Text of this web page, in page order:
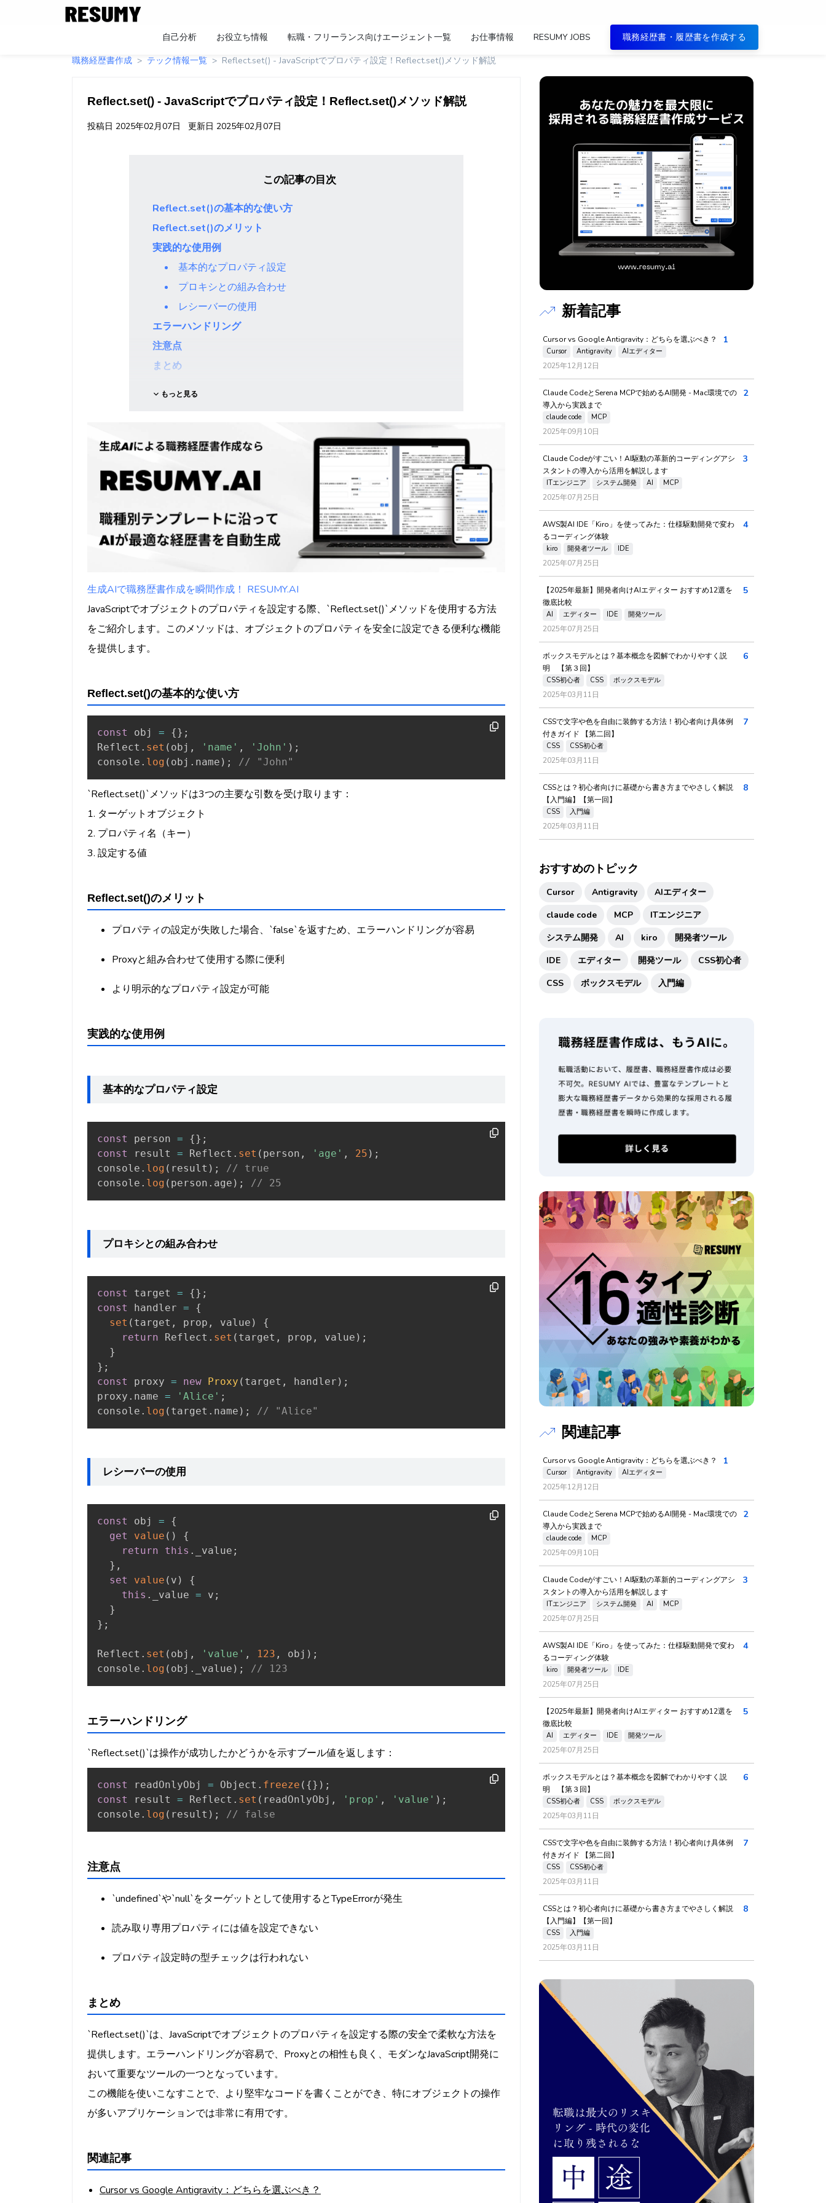
自己分析 お役立ち情報 転職・フリーランス向けエージェント一覧 お仕事情報 RESUMY JOBS
職務経歴書・履歴書を作成する
職務経歴書作成
テック情報一覧 Reflect.set() - JavaScriptでプロパティ設定！Reflect.set()メソッド解説
Reflect.set() - JavaScriptでプロパティ設定！Reflect.set()メソッド解説
投稿日 2025年02月07日 更新日 2025年02月07日
この記事の目次
Reflect.set()の基本的な使い方
Reflect.set()のメリット
実践的な使用例
基本的なプロパティ設定
プロキシとの組み合わせ
レシーバーの使用
エラーハンドリング
注意点
まとめ
もっと見る
生成AIで職務歴書作成を瞬間作成！ RESUMY.AI
JavaScriptでオブジェクトのプロパティを設定する際、`Reflect.set()`メソッドを使用する方法
をご紹介します。このメソッドは、オブジェクトのプロパティを安全に設定できる便利な機能
を提供します。
Reflect.set()の基本的な使い方
const obj = {} ;
Reflect . set ( obj , 'name' , 'John' ) ;
console . log ( obj . name ) ; // "John"
`Reflect.set()`メソッドは3つの主要な引数を受け取ります：
1. ターゲットオブジェクト
2. プロパティ名（キー）
3. 設定する値
Reflect.set()のメリット
プロパティの設定が失敗した場合、`false`を返すため、エラーハンドリングが容易
Proxyと組み合わせて使用する際に便利
より明示的なプロパティ設定が可能
実践的な使用例
基本的なプロパティ設定
const person = {} ;
const
result = Reflect . set ( person , 'age' , 25 ) ;
console . log ( result ) ;
// true
console . log ( person . age ) ; // 25
プロキシとの組み合わせ
const target = {} ;
const
handler =
{
set ( target , prop , value )
{
return Reflect . set ( target , prop , value ) ;
}
} ;
const
proxy = new Proxy ( target , handler ) ;
proxy . name = 'Alice' ;
console . log ( target . name ) ; // "Alice"
レシーバーの使用
const obj =
{
get
value ( )
{
return
this . _value ;
} ,
set
value ( v )
{
this . _value = v ;
}
} ;
Reflect . set ( obj , 'value' , 123 , obj ) ;
console . log ( obj . _value ) ; // 123
エラーハンドリング
`Reflect.set()`は操作が成功したかどうかを示すブール値を返します：
const readOnlyObj = Object . freeze ( {} ) ;
const
result = Reflect . set ( readOnlyObj , 'prop' , 'value' ) ;
console . log ( result ) ; // false
注意点
`undefined`や`null`をターゲットとして使用するとTypeErrorが発生
読み取り専用プロパティには値を設定できない
プロパティ設定時の型チェックは行われない
まとめ
`Reflect.set()`は、JavaScriptでオブジェクトのプロパティを設定する際の安全で柔軟な方法を
提供します。エラーハンドリングが容易で、Proxyとの相性も良く、モダンなJavaScript開発に
おいて重要なツールの一つとなっています。
この機能を使いこなすことで、より堅牢なコードを書くことができ、特にオブジェクトの操作
が多いアプリケーションでは非常に有用です。
関連記事
Cursor vs Google Antigravity：どちらを選ぶべき？
新着記事
Cursor vs Google Antigravity：どちらを選ぶべき？
Cursor Antigravity AIエディター
2025年12月12日
1
Claude CodeとSerena MCPで始めるAI開発 - Mac環境での
導入から実践まで
claude code MCP
2025年09月10日
2
Claude Codeがすごい！AI駆動の革新的コーディングアシ
スタントの導入から活用を解説します
ITエンジニア システム開発 AI MCP
2025年07月25日
3
AWS製AI IDE「Kiro」を使ってみた：仕様駆動開発で変わ
るコーディング体験
kiro 開発者ツール IDE
2025年07月25日
4
【2025年最新】開発者向けAIエディター おすすめ12選を
徹底比較
AI エディター IDE 開発ツール
2025年07月25日
5
ボックスモデルとは？基本概念を図解でわかりやすく説
明 【第３回】
CSS初心者 CSS ボックスモデル
2025年03月11日
6
CSSで文字や色を自由に装飾する方法！初心者向け具体例
付きガイド 【第二回】
CSS CSS初心者
2025年03月11日
7
CSSとは？初心者向けに基礎から書き方までやさしく解説
【入門編】【第一回】
CSS 入門編
2025年03月11日
8
おすすめのトピック
Cursor Antigravity
AIエディター
claude code
MCP
ITエンジニア
システム開発
AI kiro
開発者ツール
IDE
エディター 開発ツール
CSS初心者
CSS
ボックスモデル 入門編
関連記事
Cursor vs Google Antigravity：どちらを選ぶべき？
Cursor Antigravity AIエディター
2025年12月12日
1
Claude CodeとSerena MCPで始めるAI開発 - Mac環境での
導入から実践まで
claude code MCP
2025年09月10日
2
Claude Codeがすごい！AI駆動の革新的コーディングアシ
スタントの導入から活用を解説します
ITエンジニア システム開発 AI MCP
2025年07月25日
3
AWS製AI IDE「Kiro」を使ってみた：仕様駆動開発で変わ
るコーディング体験
kiro 開発者ツール IDE
2025年07月25日
4
【2025年最新】開発者向けAIエディター おすすめ12選を
徹底比較
AI エディター IDE 開発ツール
2025年07月25日
5
ボックスモデルとは？基本概念を図解でわかりやすく説
明 【第３回】
CSS初心者 CSS ボックスモデル
2025年03月11日
6
CSSで文字や色を自由に装飾する方法！初心者向け具体例
付きガイド 【第二回】
CSS CSS初心者
2025年03月11日
7
CSSとは？初心者向けに基礎から書き方までやさしく解説
【入門編】【第一回】
CSS 入門編
2025年03月11日
8